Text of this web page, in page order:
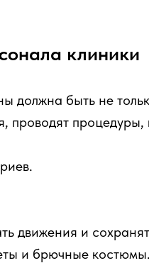
клиники
должна быть не
движения и
и брючные